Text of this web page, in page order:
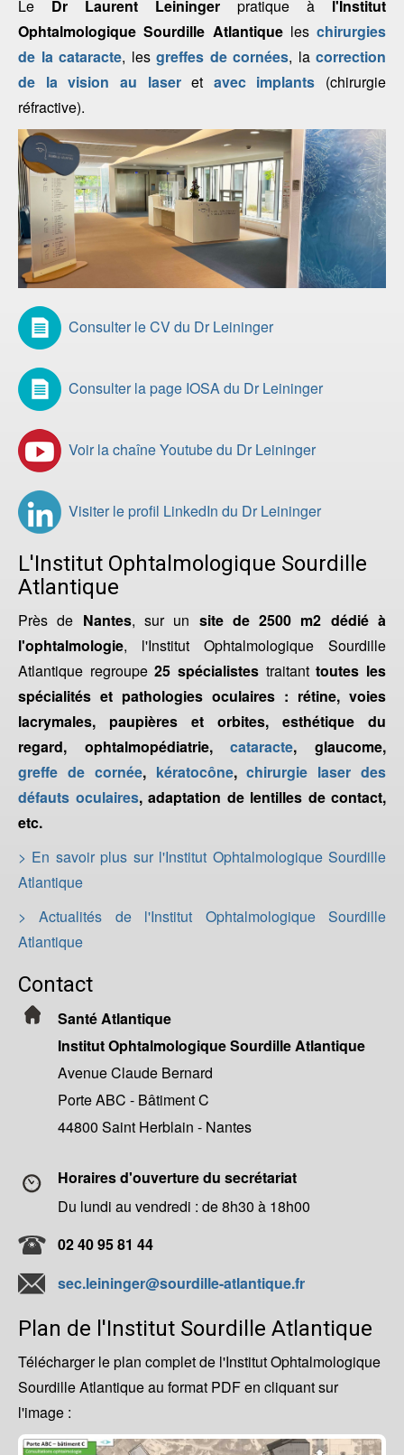
Le Dr Laurent Leininger pratique à l'Institut
Ophtalmologique Sourdille Atlantiqueles chirurgies
de la cataracte, les greffes de cornées, la correction
de la vision au laseret avec implants (chirurgie
réfractive).
Consulter le CV du Dr Leininger
Consulter la page IOSA du Dr Leininger
Voir la chaîne Youtube du Dr Leininger
Visiter le profil LinkedIn du Dr Leininger
L'Institut Ophtalmologique Sourdille
Atlantique
Près de Nantes, sur un site de 2500 m2 dédié à
l'ophtalmologie, l'Institut Ophtalmologique Sourdille
Atlantique regroupe25 spécialistes traitanttoutes les
spécialités et pathologies oculaires : rétine, voies
lacrymales, paupières et orbites, esthétique du
regard, ophtalmopédiatrie,cataracte, glaucome,
greffe de cornée, kératocône,chirurgie laser des
défauts oculaires, adaptation de lentilles de contact,
etc.
> En savoir plus sur l'Institut Ophtalmologique Sourdille
Atlantique
> Actualités de l'Institut Ophtalmologique Sourdille
Atlantique
Contact
Santé Atlantique
Institut Ophtalmologique Sourdille Atlantique
Avenue Claude Bernard
Porte ABC - Bâtiment C
44800 Saint Herblain - Nantes
Horaires d'ouverture du secrétariat
Du lundi au vendredi : de 8h30 à 18h00
02 40 95 81 44
sec.leininger@sourdille-atlantique.fr
Plan de l'Institut Sourdille Atlantique
Télécharger le plan complet de l'Institut Ophtalmologique
Sourdille Atlantique au format PDF en cliquant sur
l'image :